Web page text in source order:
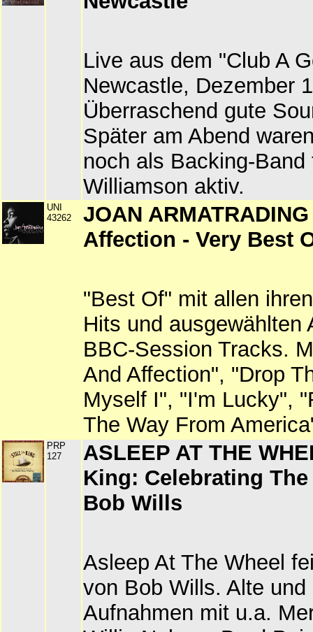
Live aus dem "Club A
Newcastle, Dezember
Überraschend gute
Später am Abend
noch als Backing-
Williamson aktiv.
UNI
43262
JOAN
Affection - Very Best
"Best Of" mit allen
Hits und ausgewählten
BBC-Session Tracks.
And Affection", "Drop
Myself I", "I'm Lucky",
The Way From
PRP
127
ASLEEP AT THE
King: Celebrating
Bob Wills
Asleep At The Wheel
von Bob Wills. Alte und
Aufnahmen mit u.a.